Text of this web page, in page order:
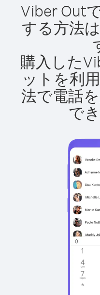
Viber Out
する方法
購入した
ットを利
法で電話
で